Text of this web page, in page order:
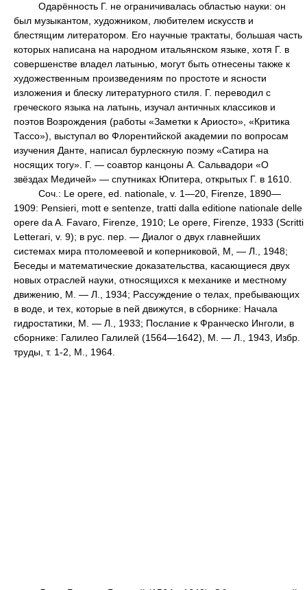
Одарённость Г. не ограничивалась областью науки: он
был музыкантом, художником, любителем искусств и
блестящим литератором. Его научные трактаты, большая часть
которых написана на народном итальянском языке, хотя Г. в
совершенстве владел латынью, могут быть отнесены также к
художественным произведениям по простоте и ясности
изложения и блеску литературного стиля. Г. переводил с
греческого языка на латынь, изучал античных классиков и
поэтов Возрождения (работы «Заметки к Ариосто», «Критика
Тассо»), выступал во Флорентийской академии по вопросам
изучения Данте, написал бурлескную поэму «Сатира на
носящих тогу». Г. — соавтор канцоны А. Сальвадори «О
звёздах Медичей» — спутниках Юпитера, открытых Г. в 1610.
Соч.: Le opere, ed. nationale, v. 1—20, Firenze, 1890—
1909: Pensieri, mott e sentenze, tratti dalla editione nationale delle
opere da A. Favaro, Firenze, 1910; Le opere, Firenze, 1933 (Scritti
Letterari, v. 9); в рус. пер. — Диалог о двух главнейших
системах мира птоломеевой и коперниковой, М, — Л., 1948;
Беседы и математические доказательства, касающиеся двух
новых отраслей науки, относящихся к механике и местному
движению, М. — Л., 1934; Рассуждение о телах, пребывающих
в воде, и тех, которые в neй движутся, в сборнике: Начала
гидростатики, М. — Л., 1933; Послание к Франческо Инголи, в
сборнике: Галилео Галилей (1564—1642), М. — Л., 1943, Избр.
труды, т. 1-2, М., 1964.